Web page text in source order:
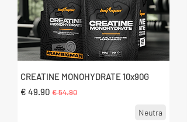
CREATINE MONOHYDRATE 10x90G
سعر عاديسعر البيع
Neutra